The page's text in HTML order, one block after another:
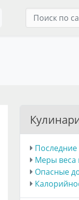
Меры веса
Опасные